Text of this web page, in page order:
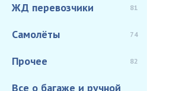
ЖД перевозчики 81
Самолёты 74
Прочее 82
Все о багаже и ручной